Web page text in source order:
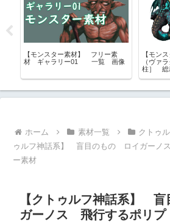
【モンスター素材】 フリー素
材 ギャラリー01 一覧 画像
【モン
（ヴァ
柱］ 総
ホーム 素材一覧 クトゥ
ゥルフ神話系】 盲目のもの ロイガーノ
ー素材
【クトゥルフ神話系】
ガーノス 飛行するポリ